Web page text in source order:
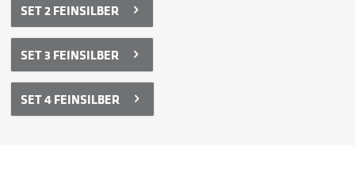
SET 2 FEINSILBER
SET 3 FEINSILBER
SET 4 FEINSILBER